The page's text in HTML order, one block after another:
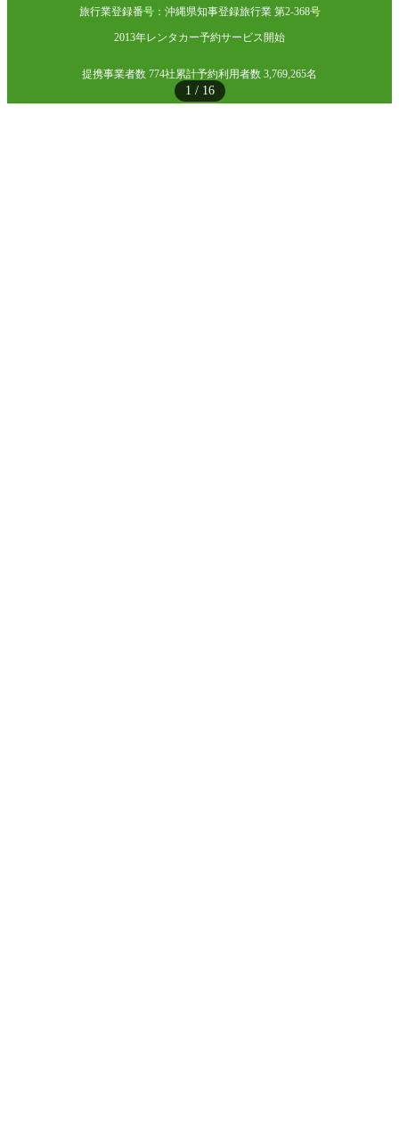
1 / 16
旅行業登録番号：沖縄県知事登録旅行業 第2-368号
2013年レンタカー予約サービス開始
提携事業者数 774社累計予約利用者数 3,769,265名